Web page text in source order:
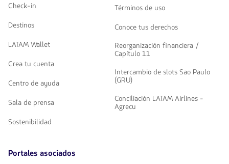
Check-in
Destinos
LATAM Wallet
Crea tu cuenta
Centro de ayuda
Sala de prensa
Sostenibilidad
Términos de uso
Conoce tus derechos
Reorganización financiera /
Capítulo 11
Intercambio de slots Sao Paulo
(GRU)
Conciliación LATAM Airlines -
Agrecu
Portales asociados